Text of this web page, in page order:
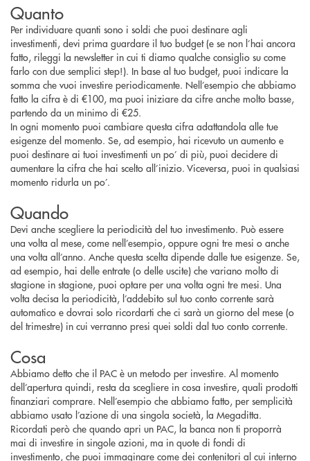
Quanto
Per individuare quanti sono i soldi che puoi destinare agli
investimenti, devi prima guardare il tuo budget (e se non l’hai ancora
fatto, rileggi la newsletter in cui ti diamo qualche consiglio su come
farlo con due semplici step!). In base al tuo budget, puoi indicare la
somma che vuoi investire periodicamente. Nell’esempio che abbiamo
fatto la cifra è di €100, ma puoi iniziare da cifre anche molto basse,
partendo da un minimo di €25.
In ogni momento puoi cambiare questa cifra adattandola alle tue
esigenze del momento. Se, ad esempio, hai ricevuto un aumento e
puoi destinare ai tuoi investimenti un po’ di più, puoi decidere di
aumentare la cifra che hai scelto all’inizio. Viceversa, puoi in qualsiasi
momento ridurla un po’.
Quando
Devi anche scegliere la periodicità del tuo investimento. Può essere
una volta al mese, come nell’esempio, oppure ogni tre mesi o anche
una volta all’anno. Anche questa scelta dipende dalle tue esigenze. Se,
ad esempio, hai delle entrate (o delle uscite) che variano molto di
stagione in stagione, puoi optare per una volta ogni tre mesi. Una
volta decisa la periodicità, l’addebito sul tuo conto corrente sarà
automatico e dovrai solo ricordarti che ci sarà un giorno del mese (o
del trimestre) in cui verranno presi quei soldi dal tuo conto corrente.
Cosa
Abbiamo detto che il PAC è un metodo per investire. Al momento
dell’apertura quindi, resta da scegliere in cosa investire, quali prodotti
finanziari comprare. Nell’esempio che abbiamo fatto, per semplicità
abbiamo usato l’azione di una singola società, la Megaditta.
Ricordati però che quando apri un PAC, la banca non ti proporrà
mai di investire in singole azioni, ma in quote di fondi di
investimento, che puoi immaginare come dei contenitori al cui interno